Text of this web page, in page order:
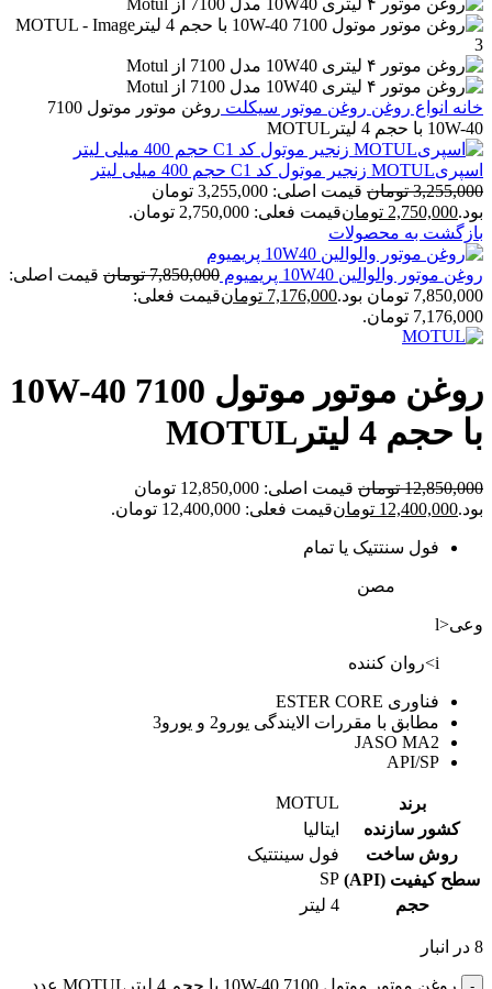
خانه انواع روغن روغن موتور سیکلت
روغن موتور موتول 7100
10W-40 با حجم 4 لیترMOTUL
اسپریMOTUL زنجیر موتول کد C1 حجم 400 میلی لیتر
3,255,000 تومان
قیمت اصلی: 3,255,000 تومان
بود.2,750,000 تومانقیمت فعلی: 2,750,000 تومان.
بازگشت به محصولات
روغن موتور والوالین 10W40 پریمیوم 7,850,000 تومان قیمت اصلی:
7,850,000 تومان بود.
7,176,000 تومانقیمت فعلی:
7,176,000 تومان.
روغن موتور موتول 7100 10W-40
با حجم 4 لیترMOTUL
12,850,000 تومان
قیمت اصلی: 12,850,000 تومان
بود.12,400,000 تومانقیمت فعلی: 12,400,000 تومان.
فول سنتتیک یا تمام
مصن
وعی<l
i>روان کننده
فناوری ESTER CORE
مطابق با مقررات الایندگی یورو2 و یورو3
JASO MA2
API/SP
برند
MOTUL
کشور سازنده
ایتالیا
روش ساخت
فول سینتتیک
سطح کیفیت (API)
SP
حجم
4 لیتر
8 در انبار
روغن موتور موتول 7100 10W-40 با حجم 4 لیترMOTUL عدد